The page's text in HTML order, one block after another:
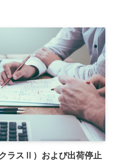
ラスⅡ）および出荷停止